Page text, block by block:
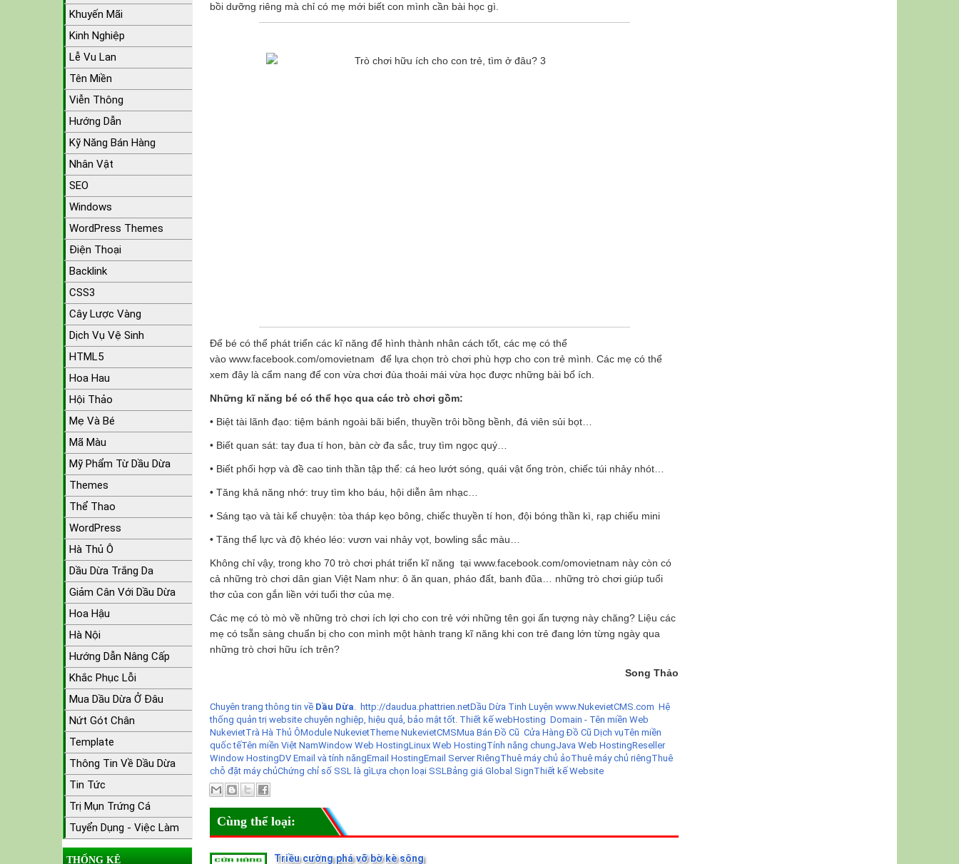
bồi dưỡng riêng mà chỉ có mẹ mới biết con mình cần bài học gì.
Để bé có thể phát triển các kĩ năng để hình thành nhân cách tốt, các mẹ có thể
vào www.facebook.com/omovietnam để lựa chọn trò chơi phù hợp cho con trẻ mình. Các mẹ có thể
xem đây là cẩm nang để con vừa chơi đùa thoải mái vừa học được những bài bổ ích.
Những kĩ năng bé có thể học qua các trò chơi gồm:
• Biệt tài lãnh đạo: tiệm bánh ngoài bãi biển, thuyền trôi bồng bềnh, đá viên sủi bọt…
• Biết quan sát: tay đua tí hon, bàn cờ đa sắc, truy tìm ngọc quý…
• Biết phối hợp và đề cao tinh thần tập thể: cá heo lướt sóng, quái vật ống tròn, chiếc túi nhảy nhót…
• Tăng khả năng nhớ: truy tìm kho báu, hội diễn âm nhạc…
• Sáng tạo và tài kể chuyện: tòa tháp kẹo bông, chiếc thuyền tí hon, đội bóng thần kì, rạp chiếu mini
• Tăng thể lực và độ khéo léo: vươn vai nhảy vọt, bowling sắc màu…
Không chỉ vậy, trong kho 70 trò chơi phát triển kĩ năng tại www.facebook.com/omovietnam này còn có
cả những trò chơi dân gian Việt Nam như: ô ăn quan, pháo đất, banh đũa… những trò chơi giúp tuổi
thơ của con gắn liền với tuổi thơ của mẹ.
Các mẹ có tò mò về những trò chơi ích lợi cho con trẻ với những tên gọi ấn tượng này chăng? Liệu các
mẹ có tsẵn sàng chuẩn bị cho con mình một hành trang kĩ năng khi con trẻ đang lớn từng ngày qua
những trò chơi hữu ích trên?
Song Thảo
Chuyên trang thông tin về Dầu Dừa. http://daudua.phattrien.netDầu Dừa Tinh Luyện www.NukevietCMS.com Hệ
thống quản trị website chuyên nghiệp, hiệu quả, bảo mật tốt. Thiết kế webHosting Domain - Tên miền Web
NukevietTrà Hà Thủ ÔModule NukevietTheme NukevietCMSMua Bán Đồ Cũ Cửa Hàng Đồ Cũ Dịch vụTên miền
quốc tếTên miền Việt NamWindow Web HostingLinux Web HostingTính năng chungJava Web HostingReseller
Window HostingDV Email và tính năngEmail HostingEmail Server RiêngThuê máy chủ ảoThuê máy chủ riêngThuê
chỗ đặt máy chủChứng chỉ số SSL là gìLựa chọn loại SSLBảng giá Global SignThiết kế Website
Cùng thể loại:
Triều cường phá vỡ bờ kè sông
Khuyến Mãi
Kinh Nghiệp
Lễ Vu Lan
Tên Miền
Viễn Thông
Hướng Dẫn
Kỹ Năng Bán Hàng
Nhân Vật
SEO
Windows
WordPress Themes
Điện Thoại
Backlink
CSS3
Cây Lược Vàng
Dịch Vụ Vệ Sinh
HTML5
Hoa Hau
Hội Thảo
Mẹ Và Bé
Mã Màu
Mỹ Phẩm Từ Dầu Dừa
Themes
Thể Thao
WordPress
Hà Thủ Ô
Dầu Dừa Trắng Da
Giảm Cân Với Dầu Dừa
Hoa Hậu
Hà Nội
Hướng Dẫn Nâng Cấp
Khắc Phục Lỗi
Mua Dầu Dừa Ở Đâu
Nứt Gót Chân
Template
Thông Tin Về Dầu Dừa
Tin Tức
Trị Mụn Trứng Cá
Tuyển Dụng - Việc Làm
THỐNG KÊ